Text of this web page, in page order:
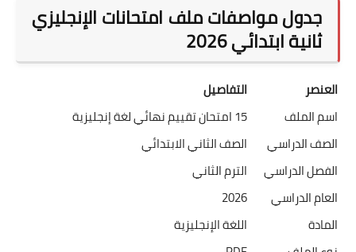
جدول مواصفات ملف امتحانات الإنجليزي
ثانية ابتدائي 2026
العنصر
التفاصيل
اسم الملف
15 امتحان تقييم نهائي لغة إنجليزية
الصف الدراسي
الصف الثاني الابتدائي
الفصل الدراسي
الترم الثاني
العام الدراسي
2026
المادة
اللغة الإنجليزية